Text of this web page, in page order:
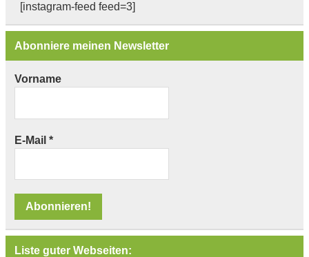
[instagram-feed feed=3]
Abonniere meinen Newsletter
Vorname
E-Mail *
Liste guter Webseiten: